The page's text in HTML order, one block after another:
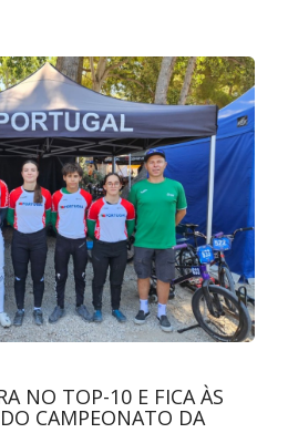
NO TOP-10 E FICA ÀS
CAMPEONATO DA